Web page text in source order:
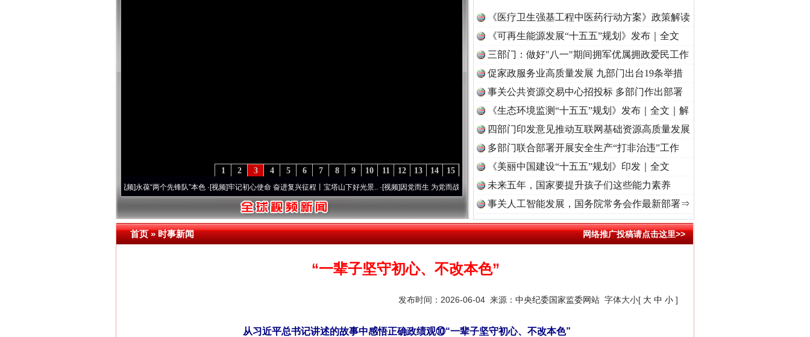
15
14
13
12
11
10
9
8
7
6
5
4
3
2
1
永葆“两个先锋队”本色·[视频]牢记初心使命 奋进复兴征程丨宝塔山下好光景..·[视频]因党而生 为党而战——百年“纪”事⑧加强纪律..·[视频]牢记初心使命 奋进复兴征程丨“转折之城”激荡..
《医疗卫生强基工程中医药行动方案》政策解读
《可再生能源发展“十五五”规划》发布｜全文
三部门：做好"八一"期间拥军优属拥政爱民工作
促家政服务业高质量发展 九部门出台19条举措
事关公共资源交易中心招投标 多部门作出部署
《生态环境监测“十五五”规划》发布｜全文｜解
读
四部门印发意见推动互联网基础资源高质量发展
多部门联合部署开展安全生产“打非治违”工作
《美丽中国建设“十五五”规划》印发｜全文
未来五年，国家要提升孩子们这些能力素养
事关人工智能发展，国务院常务会作最新部署⇒
首页»时事新闻 网络推广投稿请点击这里>>
“一辈子坚守初心、不改本色”
发布时间：2026-06-04 来源： 中央纪委国家监委网站 字体大小[ 大 中 小 ]
从习近平总书记讲述的故事中感悟正确政绩观⑩“一辈子坚守初心、不改本色”